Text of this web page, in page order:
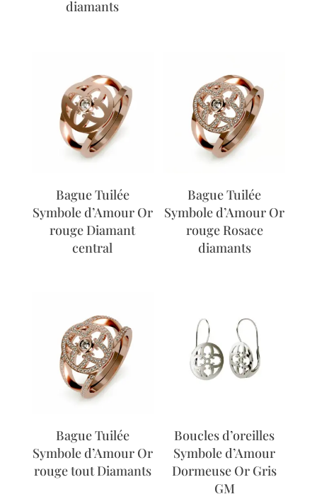
diamants
Bague Tuilée
Symbole d’Amour Or
rouge Diamant
central
Bague Tuilée
Symbole d’Amour Or
rouge Rosace
diamants
Bague Tuilée
Symbole d’Amour Or
rouge tout Diamants
Boucles d’oreilles
Symbole d’Amour
Dormeuse Or Gris
GM